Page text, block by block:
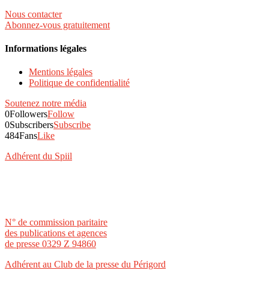
Nous contacter
Abonnez-vous gratuitement
Informations légales
Mentions légales
Politique de confidentialité
Soutenez notre média
0FollowersFollow
0SubscribersSubscribe
484FansLike
Adhérent du Spiil
N° de commission paritaire
des publications et agences
de presse 0329 Z 94860
Adhérent au Club de la presse du Périgord